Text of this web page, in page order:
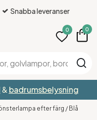
Snabba leveranser
0 0
& badrumsbelysning
efter färg / Blå